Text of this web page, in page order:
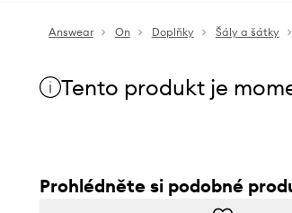
Answear On Doplňky Šály a šátky
Tento produkt je
Prohlédněte si podobné